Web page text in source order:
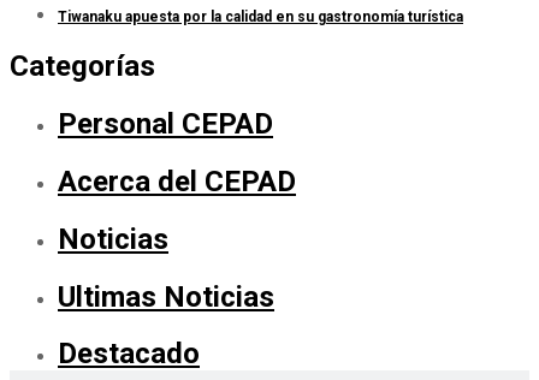
Tiwanaku apuesta por la calidad en su gastronomía turística
Categorías
Personal CEPAD
Acerca del CEPAD
Noticias
Ultimas Noticias
Destacado